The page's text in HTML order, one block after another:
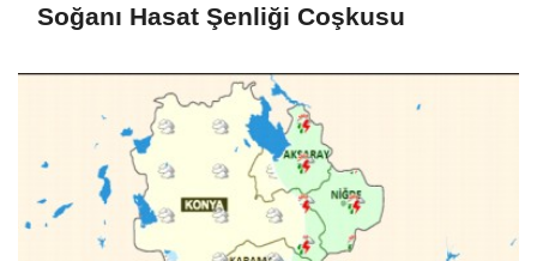
Soğanı Hasat Şenliği Coşkusu